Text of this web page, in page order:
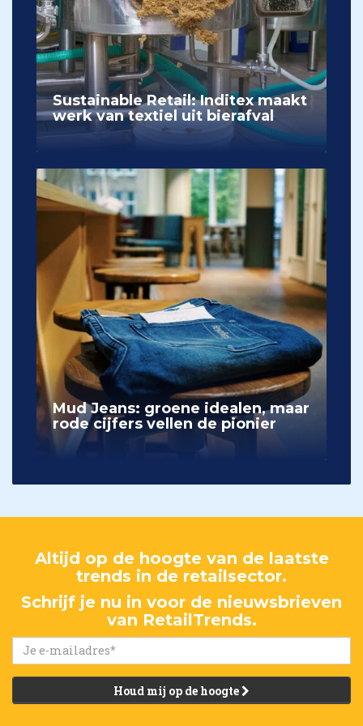
Sustainable Retail: Inditex maakt
werk van textiel uit bierafval
Mud Jeans: groene idealen, maar
rode cijfers vellen de pionier
Altijd op de hoogte van de laatste
trends in de retailsector.
Schrijf je nu in voor de nieuwsbrieven
van RetailTrends.
Houd mij op de hoogte